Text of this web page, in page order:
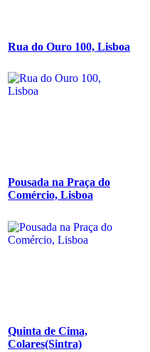
Rua do Ouro 100, Lisboa
Pousada na Praça do
Comércio, Lisboa
Quinta de Cima,
Colares(Sintra)